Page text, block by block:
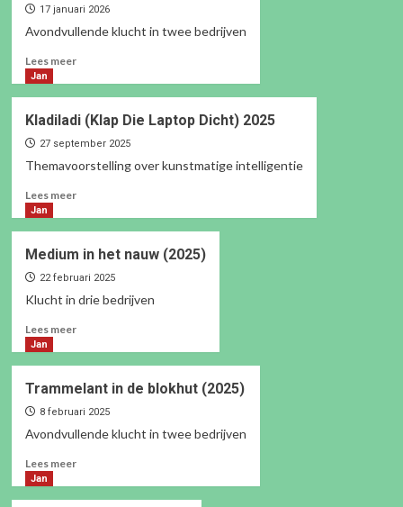
in
het
(2026)
17 januari 2026
Avondvullende klucht in twee bedrijven
Lees meerLees
Bloody
Mary
(2026)
Jan
Kladiladi (Klap Die Laptop Dicht) 2025
27 september 2025
Themavoorstelling over kunstmatige intelligentie
Lees meerLees
(Klap
Die
Laptop
2025
Jan
Medium in het nauw (2025)
22 februari 2025
Klucht in drie bedrijven
Lees meerLees
in
het
nauw
Jan
Trammelant in de blokhut (2025)
8 februari 2025
Avondvullende klucht in twee bedrijven
Lees meerLees
Jan